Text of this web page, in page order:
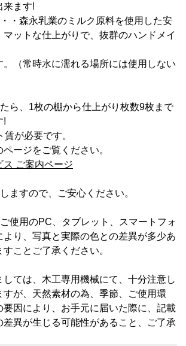
来ます!
・森永乳業のミルク原料を使用した安
ットな仕上がりで、抜群のハンドメイ
。（常時水に濡れる場所には使用しない
ら、1枚の棚から仕上がり枚数9枚まで
!
が必要です。
ージをご覧ください。
ス ご案内ページ
ますので、ご安心ください。
使用のPC、タブレット、スマートフォ
より、写真と実際の色との差異が多少あ
ことご了承ください。
ては、木工専用機械にて、十分注意し
すが、天然素材の為、季節、ご使用環
要因により、お手元に届いた際に、記載
差異が生じる可能性があること、ご了承